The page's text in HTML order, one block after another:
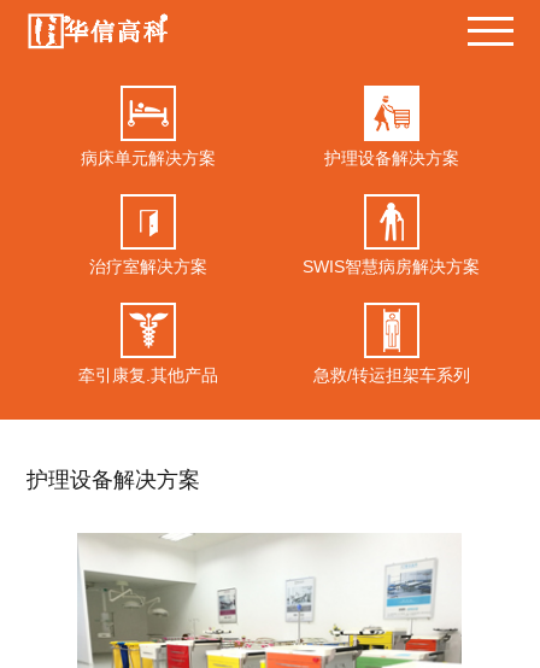
病床单元解决方案 护理设备解决方案
治疗室解决方案 SWIS智慧病房解决方案
牵引康复.其他产品 急救/转运担架车系列
护理设备解决方案